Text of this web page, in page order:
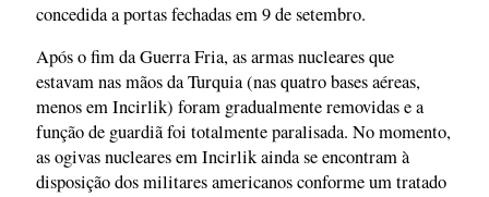
concedida a portas fechadas em 9 de setembro.
Após o fim da Guerra Fria, as armas nucleares que
estavam nas mãos da Turquia (nas quatro bases aéreas,
menos em Incirlik) foram gradualmente removidas e a
função de guardiã foi totalmente paralisada. No momento,
as ogivas nucleares em Incirlik ainda se encontram à
disposição dos militares americanos conforme um tratado